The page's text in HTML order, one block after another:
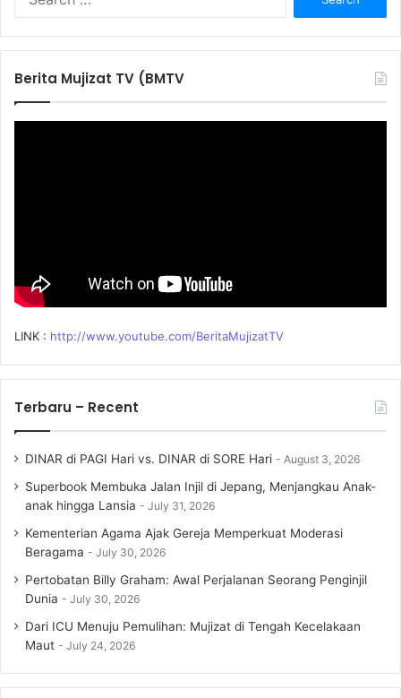
f
o
Berita Mujizat TV (BMTV
LINK : http://www.youtube.com/BeritaMujizatTV
Terbaru – Recent
DINAR di PAGI Hari vs. DINAR di SORE Hari August 3, 2026
Superbook Membuka Jalan Injil di Jepang, Menjangkau Anak-
anak hingga Lansia
July 31, 2026
Kementerian Agama Ajak Gereja Memperkuat Moderasi
Beragama
July 30, 2026
Pertobatan Billy Graham: Awal Perjalanan Seorang Penginjil
Dunia
July 30, 2026
Dari ICU Menuju Pemulihan: Mujizat di Tengah Kecelakaan
Maut
July 24, 2026